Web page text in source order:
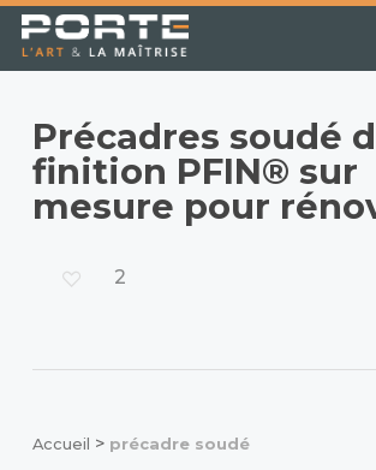
Skip
main
Précadres soudé
finition PFIN® sur
mesure pour
2
Accueil > précadre soudé